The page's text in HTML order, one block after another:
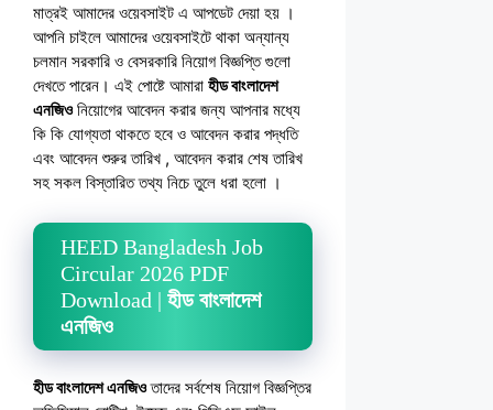
মাত্রই আমাদের ওয়েবসাইট এ আপডেট দেয়া হয় ।
আপনি চাইলে আমাদের ওয়েবসাইটে থাকা অন্যান্য
চলমান সরকারি ও বেসরকারি নিয়োগ বিজ্ঞপ্তি গুলো
দেখতে পারেন। এই পোষ্টে আমারা হীড বাংলাদেশ
এনজিওনিয়োগের আবেদন করার জন্য আপনার মধ্যে
কি কি যোগ্যতা থাকতে হবে ও আবেদন করার পদ্ধতি
এবং আবেদন শুরুর তারিখ , আবেদন করার শেষ তারিখ
সহ সকল বিস্তারিত তথ্য নিচে তুলে ধরা হলো ।
HEED Bangladesh Job
Circular 2026 PDF
Download | হীড বাংলাদেশ
এনজিও
হীড বাংলাদেশ এনজিওতাদের সর্বশেষ নিয়োগ বিজ্ঞপ্তির